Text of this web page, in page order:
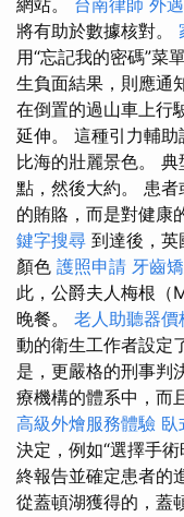
網站。 台南律師 外遇
將有助於數據核對。
用“忘記我的密碼”菜
生負面結果，則應通
在倒置的過山車上行
延伸。 這種引力輔
比海的壯麗景色。
點，然後大約。 患
的賄賂，而是對健康
鍵字搜尋 到達後，英
顏色 護照申請 牙齒
此，公爵夫人梅根（
晚餐。 老人助聽器價
動的衛生工作者設定
是，更嚴格的刑事判
療機構的體系中，而
高級外燴服務體驗 臥
決定，例如“選擇手
終報告並確定患者的
從蓋頓湖獲得的，蓋